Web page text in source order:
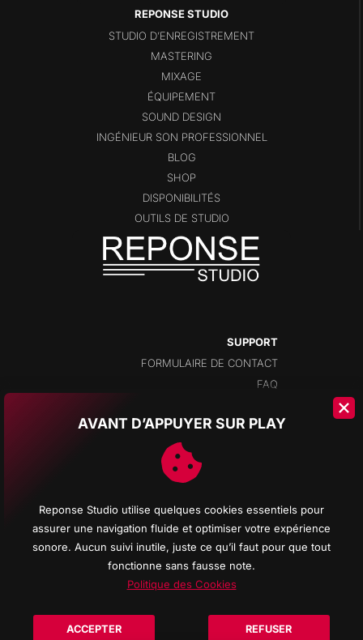
STUDIO D’ENREGISTREMENT
MASTERING
MIXAGE
ÉQUIPEMENT
SOUND DESIGN
INGÉNIEUR SON PROFESSIONNEL
BLOG
SHOP
DISPONIBILITÉS
OUTILS DE STUDIO
SUPPORT
FORMULAIRE DE CONTACT
FAQ
CHAMPS-MONTANTS 14A
SUISSE
noire All musics REPONSE STUDIO - Web site creation
REPONSE COMPUTER
AVANT D’APPUYER SUR PLAY
Reponse Studio utilise quelques cookies essentiels pour
assurer une navigation fluide et optimiser votre expérience
sonore. Aucun suivi inutile, juste ce qu’il faut pour que tout
fonctionne sans fausse note.
Politique des Cookies
ACCEPTER REFUSER